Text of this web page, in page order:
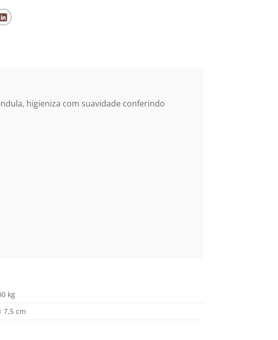
higieniza com suavidade conferindo
kg
7,5 cm